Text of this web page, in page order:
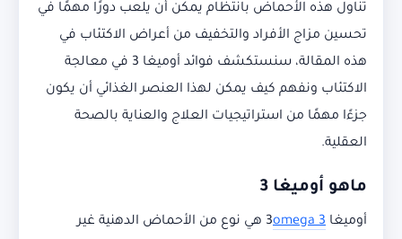
تناول هذه الأحماض بانتظام يمكن أن يلعب دورًا مهمًا في
تحسين مزاج الأفراد والتخفيف من أعراض الاكتئاب في
هذه المقالة، سنستكشف فوائد أوميغا 3 في معالجة
الاكتئاب ونفهم كيف يمكن لهذا العنصر الغذائي أن يكون
جزءًا مهمًا من استراتيجيات العلاج والعناية بالصحة
العقلية.
ماهو أوميغا 3
أوميغا 3 omega 3
هي نوع من الأحماض الدهنية غير